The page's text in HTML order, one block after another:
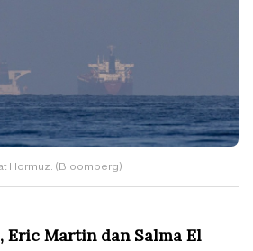
Hormuz. (Bloomberg)
Eric Martin dan Salma El